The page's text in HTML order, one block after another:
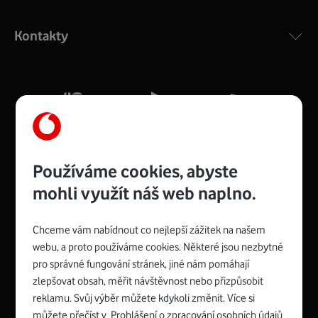
silný signál pro celou domácnost. Kompaktní rozměry 21
Více o COMPAL CH7465VF
Zyxel VMG8623-T50B:
Rozměry modemu jsou 16 x 22 x 7,5 cm (včetně stojánku)
a nabízí 4 gigabitové LAN porty a bezdrátové připojení Wi-
Spojte se s Vodafonem
Kontakty
Používáme cookies, abyste
mohli využít náš web naplno.
Chceme vám nabídnout co nejlepší zážitek na našem
webu, a proto používáme cookies. Některé jsou nezbytné
pro správné fungování stránek, jiné nám pomáhají
zlepšovat obsah, měřit návštěvnost nebo přizpůsobit
reklamu. Svůj výběr můžete kdykoli změnit. Více si
můžete přečíst v Prohlášení o zpracování osobních údajů